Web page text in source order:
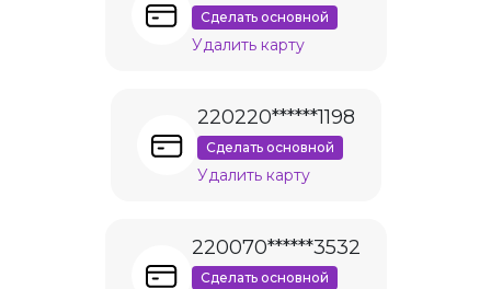
Сделать основной
Удалить карту
220220******1198
Сделать основной
Удалить карту
220070******3532
Сделать основной